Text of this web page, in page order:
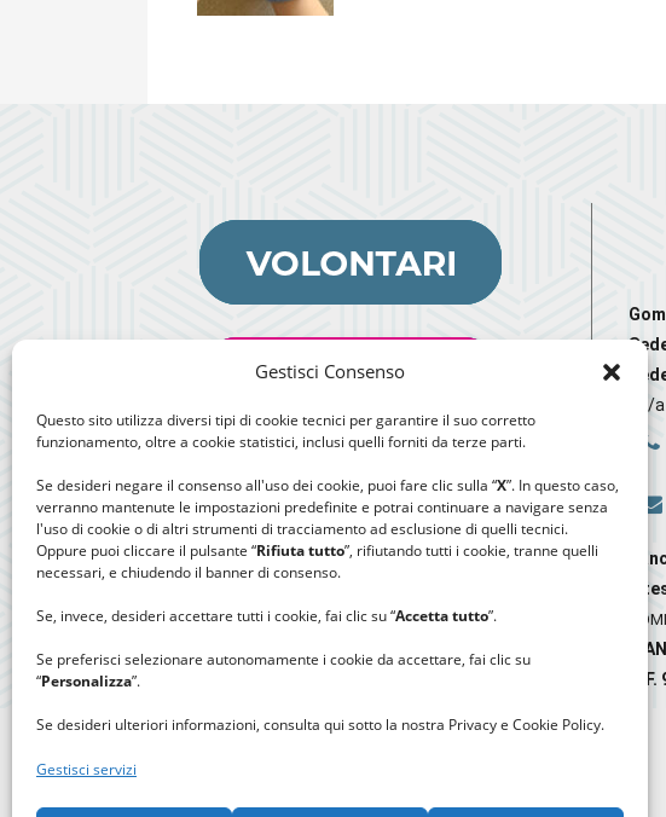
Gestisci Consenso
Questo sito utilizza diversi tipi di cookie tecnici per garantire il suo corretto
funzionamento, oltre a cookie statistici, inclusi quelli forniti da terze parti.
Se desideri negare il consenso all'uso dei cookie, puoi fare clic sulla “X”. In questo caso,
verranno mantenute le impostazioni predefinite e potrai continuare a navigare senza
l'uso di cookie o di altri strumenti di tracciamento ad esclusione di quelli tecnici.
Oppure puoi cliccare il pulsante “Rifiuta tutto”, rifiutando tutti i cookie, tranne quelli
necessari, e chiudendo il banner di consenso.
Se, invece, desideri accettare tutti i cookie, fai clic su “Accetta tutto”.
Se preferisci selezionare autonomamente i cookie da accettare, fai clic su
“Personalizza”.
Se desideri ulteriori informazioni, consulta qui sotto la nostra Privacy e Cookie Policy.
Gestisci servizi
20/